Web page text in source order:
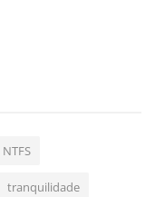
NTFS
tranquilidade